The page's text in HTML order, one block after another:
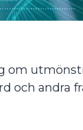
om
och andra